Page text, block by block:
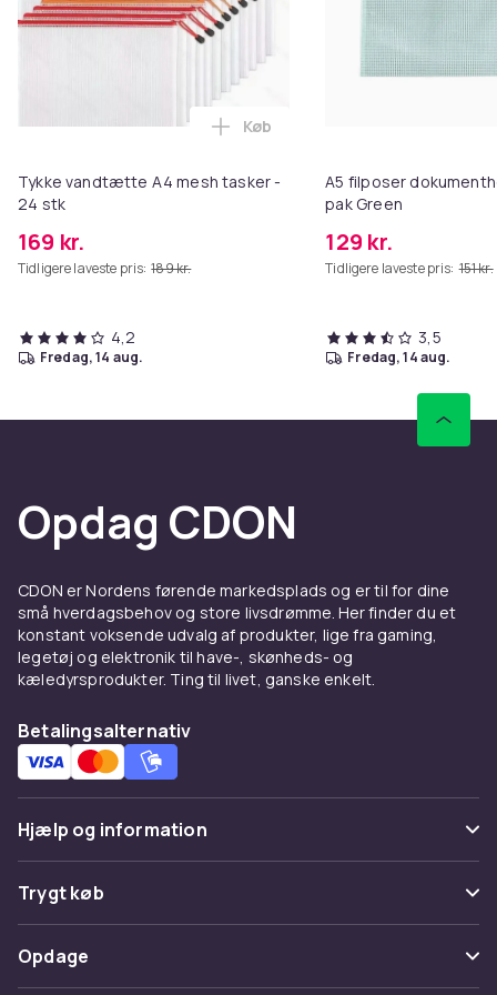
Tykke vandtætte A4 mesh tasker -
24 stk
169 kr.
Tidligere laveste pris: 189 kr.
Læg Tykke vandtætte A4 mesh
Køb
4,2
fredag, 14 aug.
A5 filposer
pak Green
129 kr.
Tidligere laveste pris: 151 kr.
3,5
fredag, 14 aug.
Opdag CDON
CDON er Nordens førende markedsplads og er til for dine
små hverdagsbehov og store livsdrømme. Her finder du et
konstant voksende udvalg af produkter, lige fra gaming,
legetøj og elektronik til have-, skønheds- og
kæledyrsprodukter. Ting til livet, ganske enkelt.
Betalingsalternativ
Hjælp og information
Ofte stillede spørgsmål
Spor pakke
Fortryd & returner her
Trygt køb
Betaling
Opdage